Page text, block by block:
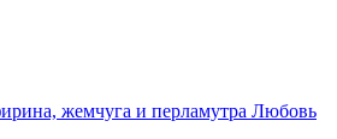
жемчуга и перламутра Любовь